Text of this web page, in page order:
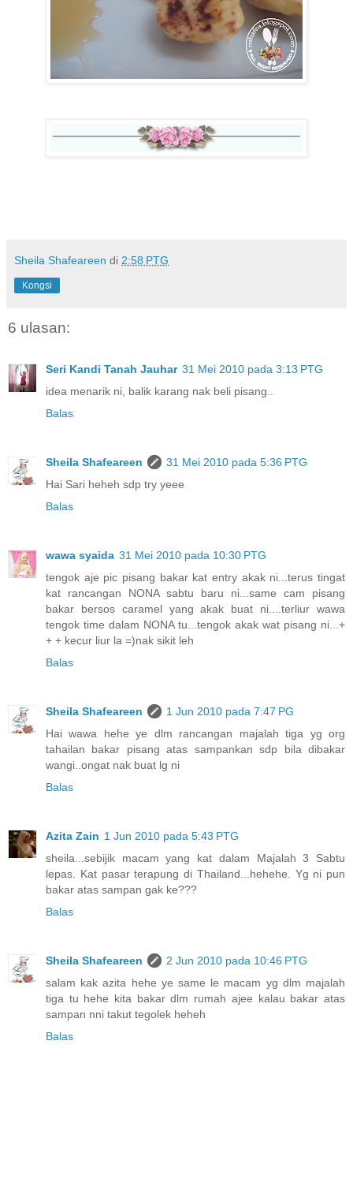
Sheila Shafeareen di 2:58 PTG
Kongsi
6 ulasan:
Seri Kandi Tanah Jauhar 31 Mei 2010 pada 3:13 PTG
idea menarik ni, balik karang nak beli pisang..
Balas
Sheila Shafeareen
31 Mei 2010 pada 5:36 PTG
Hai Sari heheh sdp try yeee
Balas
wawa syaida 31 Mei 2010 pada 10:30 PTG
tengok aje pic pisang bakar kat entry akak ni...terus tingat
kat rancangan NONA sabtu baru ni...same cam pisang
bakar bersos caramel yang akak buat ni....terliur wawa
tengok time dalam NONA tu...tengok akak wat pisang ni...+
+ + kecur liur la =)nak sikit leh
Balas
Sheila Shafeareen
1 Jun 2010 pada 7:47 PG
Hai wawa hehe ye dlm rancangan majalah tiga yg org
tahailan bakar pisang atas sampankan sdp bila dibakar
wangi..ongat nak buat lg ni
Balas
Azita Zain 1 Jun 2010 pada 5:43 PTG
sheila...sebijik macam yang kat dalam Majalah 3 Sabtu
lepas. Kat pasar terapung di Thailand...hehehe. Yg ni pun
bakar atas sampan gak ke???
Balas
Sheila Shafeareen
2 Jun 2010 pada 10:46 PTG
salam kak azita hehe ye same le macam yg dlm majalah
tiga tu hehe kita bakar dlm rumah ajee kalau bakar atas
sampan nni takut tegolek heheh
Balas